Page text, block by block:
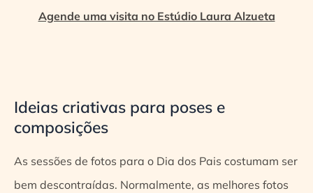
Agende uma visita no Estúdio Laura Alzueta
Ideias criativas para poses e
composições
As sessões de fotos para o Dia dos Pais costumam ser
bem descontraídas. Normalmente, as melhores fotos